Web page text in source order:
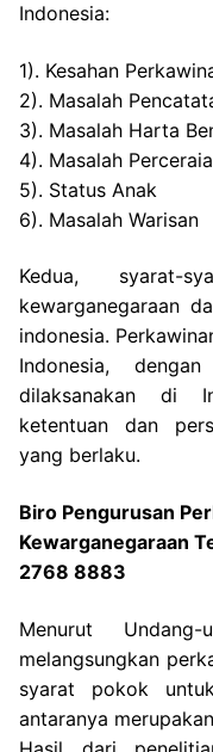
Indonesia:
1). Kesahan
2). Masalah
3). Masalah Harta
4). Masalah
5). Status Anak
6). Masalah Warisan
Kedua, syarat-
kewarganegaraan
indonesia.
Indonesia,
dilaksanakan di
ketentuan dan
yang berlaku.
Biro Pengurusan
Kewarganegaraan
2768 8883
Menurut
melangsungkan
syarat pokok
antaranya